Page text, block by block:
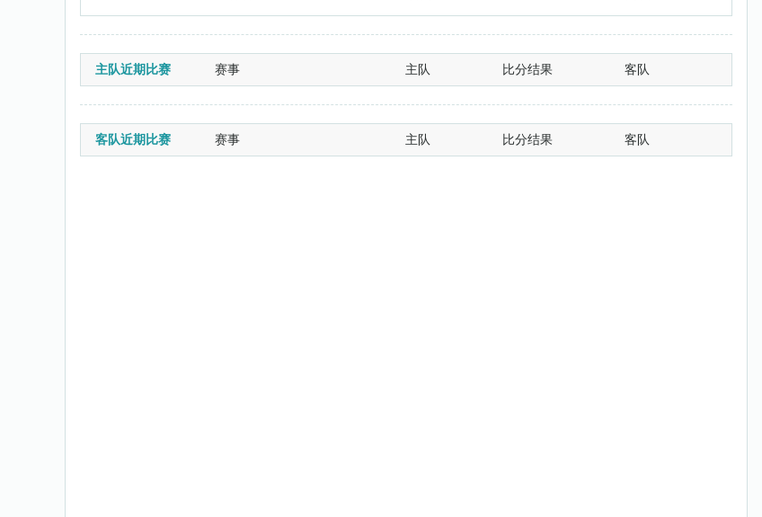
主队近期比赛 赛事 主队 比分结果 客队
客队近期比赛 赛事 主队 比分结果 客队